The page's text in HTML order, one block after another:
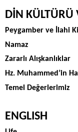
DİN KÜLTÜRÜ
Peygamber ve İlahi
Namaz
Zararlı Alışkanlıklar
Hz. Muhammed’in
Temel Değerlerimiz
ENGLISH